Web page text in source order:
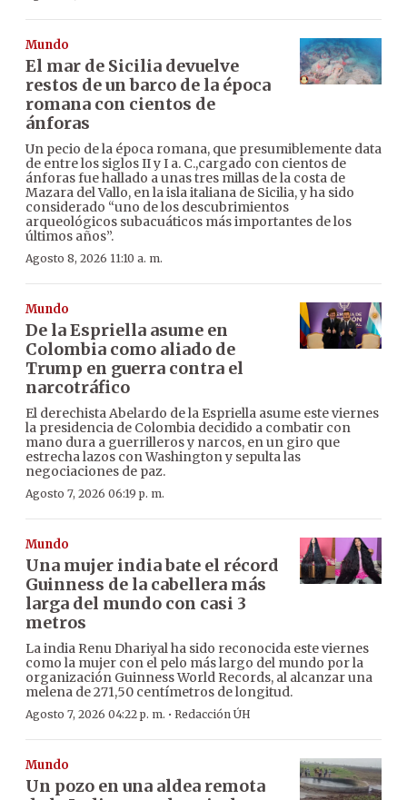
Mundo
El mar de Sicilia devuelve
restos de un barco de la época
romana con cientos de
ánforas
Un pecio de la época romana, que presumiblemente data
de entre los siglos II y I a. C.,cargado con cientos de
ánforas fue hallado a unas tres millas de la costa de
Mazara del Vallo, en la isla italiana de Sicilia, y ha sido
considerado “uno de los descubrimientos
arqueológicos subacuáticos más importantes de los
últimos años”.
Agosto 8, 2026 11:10 a. m.
Mundo
De la Espriella asume en
Colombia como aliado de
Trump en guerra contra el
narcotráfico
El derechista Abelardo de la Espriella asume este viernes
la presidencia de Colombia decidido a combatir con
mano dura a guerrilleros y narcos, en un giro que
estrecha lazos con Washington y sepulta las
negociaciones de paz.
Agosto 7, 2026 06:19 p. m.
Mundo
Una mujer india bate el récord
Guinness de la cabellera más
larga del mundo con casi 3
metros
La india Renu Dhariyal ha sido reconocida este viernes
como la mujer con el pelo más largo del mundo por la
organización Guinness World Records, al alcanzar una
melena de 271,50 centímetros de longitud.
Agosto 7, 2026 04:22 p. m. · Redacción ÚH
Mundo
Un pozo en una aldea remota